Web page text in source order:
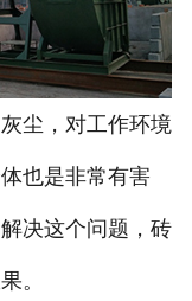
新闻中心
联系我们
尘，对工作环境
也是非常有害
决这个问题，砖
。